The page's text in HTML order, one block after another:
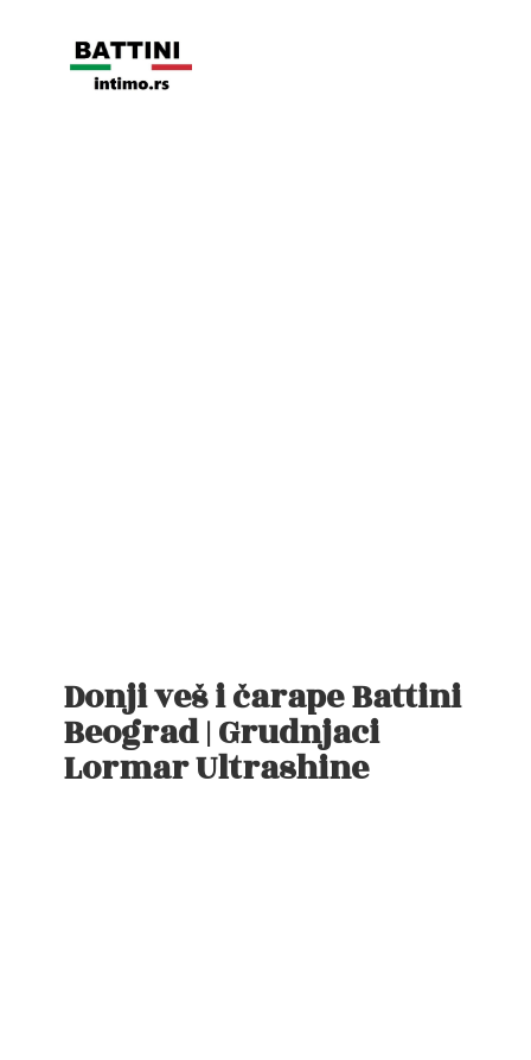
Donji veš i čarape Battini
Beograd | Grudnjaci
Lormar Ultrashine